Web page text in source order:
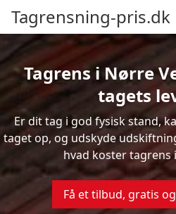
Tagrensning-pris.dk
Tagrens i Nørre
tagets
Er dit tag i god fysisk stand,
taget op, og udskyde
hvad koster tagrens
Få et tilbud, gratis